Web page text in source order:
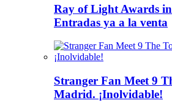
Ray of Light Awards
Entradas ya a la venta
Stranger Fan Meet 9
Madrid. ¡Inolvidable!